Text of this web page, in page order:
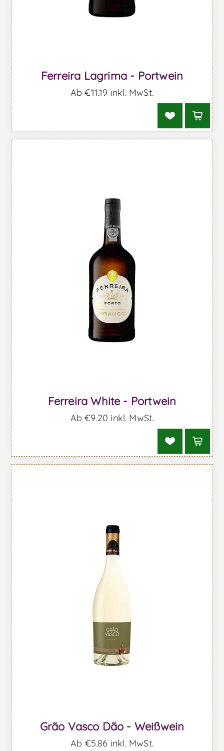
Ferreira Lagrima - Portwein
Ab €11,19 inkl. MwSt.
Ferreira White - Portwein
Ab €9,20 inkl. MwSt.
Grão Vasco Dão - Weißwein
Ab €5,86 inkl. MwSt.